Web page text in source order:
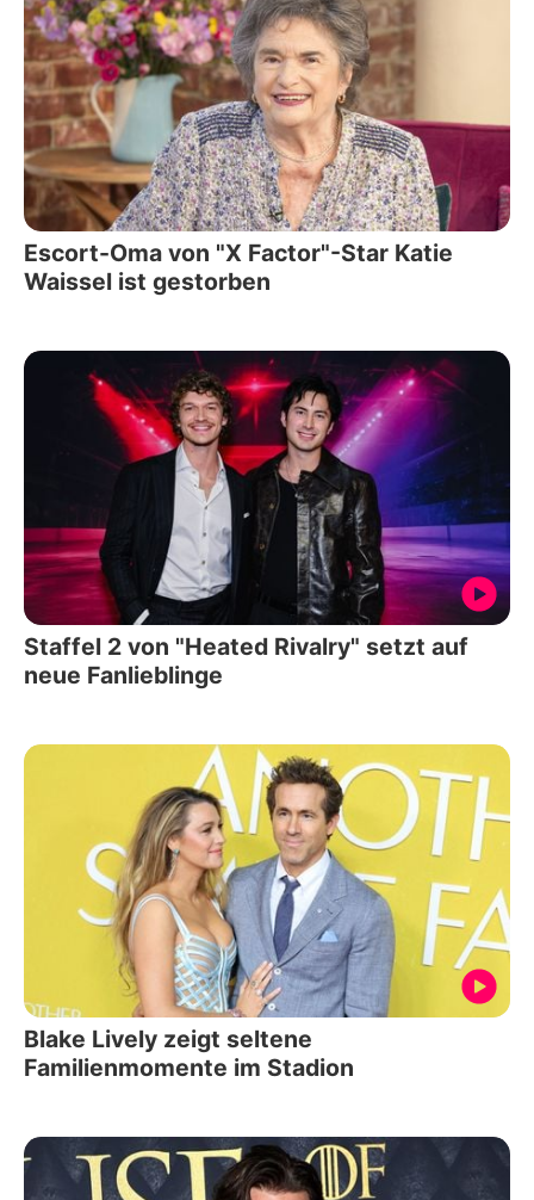
Escort-Oma von "X Factor"-Star Katie
Waissel ist gestorben
Staffel 2 von "Heated Rivalry" setzt auf
neue Fanlieblinge
Blake Lively zeigt seltene
Familienmomente im Stadion